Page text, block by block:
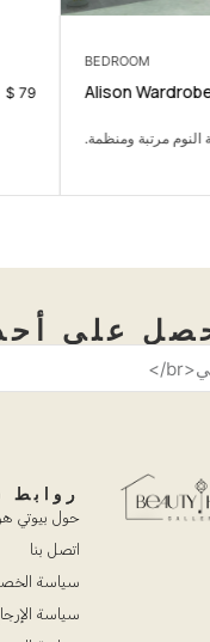
BEDROOM
Alison
النوم مرتبة ومنظمة.
79
$
على
روابط
حول بيوتي
اتصل بنا
سياسة
سياسة